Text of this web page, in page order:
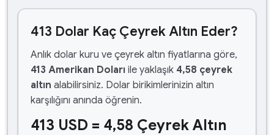
413 Dolar Kaç Çeyrek Altın Eder?
Anlık dolar kuru ve çeyrek altın fiyatlarına göre,
413 Amerikan Doları ile yaklaşık 4,58 çeyrek
altın alabilirsiniz. Dolar birikimlerinizin altın
karşılığını anında öğrenin.
413 USD = 4,58 Çeyrek Altın